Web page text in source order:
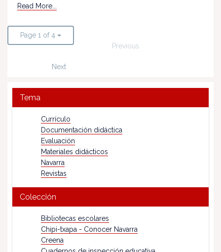
Read More...
Page 1 of 4
Previous
Next
Tema
Currículo
Documentación didáctica
Evaluación
Materiales didácticos
Navarra
Revistas
Colección
Bibliotecas escolares
Chipi-txapa - Conocer Navarra
Creena